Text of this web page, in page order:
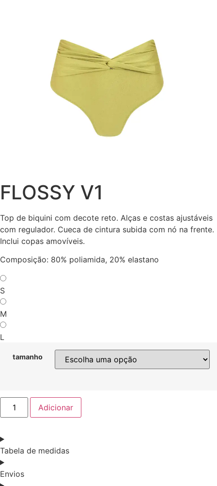
FLOSSY V1
Top de biquini com decote reto. Alças e costas ajustáveis
com regulador. Cueca de cintura subida com nó na frente.
Inclui copas amovíveis.
Composição: 80% poliamida, 20% elastano
S
M
L
tamanho
Quantidade
FLOSSY
Adicionar
Tabela de medidas
Envios